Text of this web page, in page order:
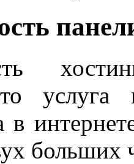
услуга
в
больших